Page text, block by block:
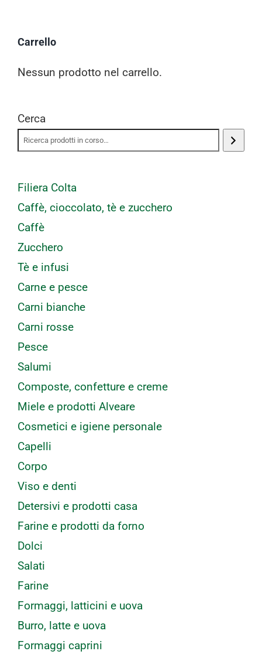
Carrello
Nessun prodotto nel carrello.
Cerca
Filiera Colta
Caffè, cioccolato, tè e zucchero
Caffè
Zucchero
Tè e infusi
Carne e pesce
Carni bianche
Carni rosse
Pesce
Salumi
Composte, confetture e creme
Miele e prodotti Alveare
Cosmetici e igiene personale
Capelli
Corpo
Viso e denti
Detersivi e prodotti casa
Farine e prodotti da forno
Dolci
Salati
Farine
Formaggi, latticini e uova
Burro, latte e uova
Formaggi caprini